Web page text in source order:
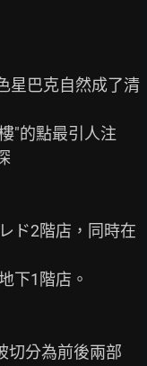
星巴克自然成了清
"的點最引人注
ド2階店，同時在
下1階店。
切分為前後兩部